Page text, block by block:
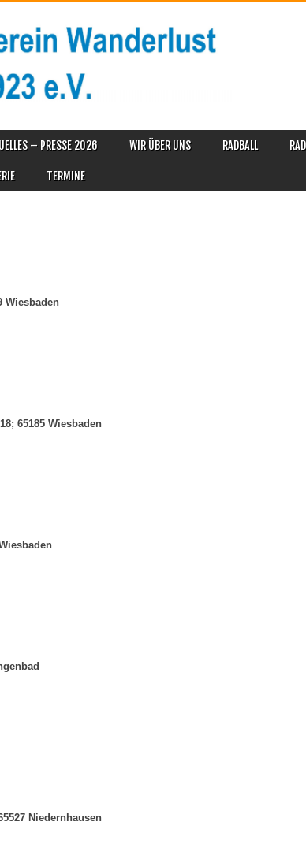
– PRESSE 2026 WIR ÜBER UNS RADBALL
TERMINE
Wiesbaden
65185 Wiesbaden
Niedernhausen